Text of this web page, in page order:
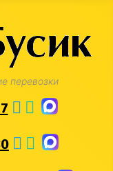
перевозки